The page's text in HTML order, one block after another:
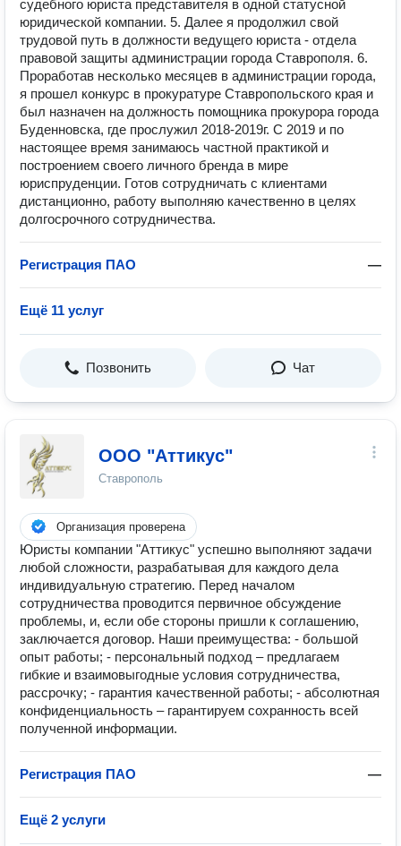
судебного юриста представителя в одной статусной
юридической компании. 5. Далее я продолжил свой
трудовой путь в должности ведущего юриста - отдела
правовой защиты администрации города Ставрополя. 6.
Проработав несколько месяцев в администрации города,
я прошел конкурс в прокуратуре Ставропольского края и
был назначен на должность помощника прокурора города
Буденновска, где прослужил 2018-2019г. С 2019 и по
настоящее время занимаюсь частной практикой и
построением своего личного бренда в мире
юриспруденции. Готов сотрудничать с клиентами
дистанционно, работу выполняю качественно в целях
долгосрочного сотрудничества.
Регистрация ПАО —
Ещё 11 услуг
Позвонить Чат
ООО "Аттикус"
Ставрополь
Организация проверена
Юристы компании "Аттикус" успешно выполняют задачи
любой сложности, разрабатывая для каждого дела
индивидуальную стратегию. Перед началом
сотрудничества проводится первичное обсуждение
проблемы, и, если обе стороны пришли к соглашению,
заключается договор. Наши преимущества: - большой
опыт работы; - персональный подход – предлагаем
гибкие и взаимовыгодные условия сотрудничества,
рассрочку; - гарантия качественной работы; - абсолютная
конфиденциальность – гарантируем сохранность всей
полученной информации.
Регистрация ПАО —
Ещё 2 услуги